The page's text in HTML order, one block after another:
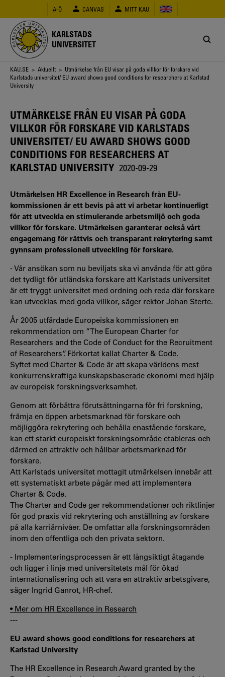
huvudinnehåll
A-Ö CANVAS MITT KAU
KARLSTADS
UNIVERSITET
Länkstig
KAU.SE > Aktuellt > Utmärkelse från EU visar på goda villkor för forskare vid
Karlstads universitet/ EU award shows good conditions for researchers at Karlstad
University
UTMÄRKELSE FRÅN EU VISAR PÅ GODA
VILLKOR FÖR FORSKARE VID KARLSTADS
UNIVERSITET/ EU AWARD SHOWS GOOD
CONDITIONS FOR RESEARCHERS AT
KARLSTAD UNIVERSITY 2020-09-29
Utmärkelsen HR Excellence in Research från EU-
kommissionen är ett bevis på att vi arbetar kontinuerligt
för att utveckla en stimulerande arbetsmiljö och goda
villkor för forskare. Utmärkelsen garanterar också vårt
engagemang för rättvis och transparant rekrytering samt
gynnsam professionell utveckling för forskare.
- Vår ansökan som nu beviljats ska vi använda för att göra
det tydligt för utländska forskare att Karlstads universitet
är ett tryggt universitet med ordning och reda där forskare
kan utvecklas med goda villkor, säger rektor Johan Sterte.
År 2005 utfärdade Europeiska kommissionen en
rekommendation om ”The European Charter for
Researchers and the Code of Conduct for the Recruitment
of Researchers”. Förkortat kallat Charter & Code.
Syftet med Charter & Code är att skapa världens mest
konkurrenskraftiga kunskapsbaserade ekonomi med hjälp
av europeisk forskningsverksamhet.
Genom att förbättra förutsättningarna för fri forskning,
främja en öppen arbetsmarknad för forskare och
möjliggöra rekrytering och behålla enastående forskare,
kan ett starkt europeiskt forskningsområde etableras och
därmed en attraktiv och hållbar arbetsmarknad för
forskare.
Att Karlstads universitet mottagit utmärkelsen innebär att
ett systematiskt arbete pågår med att implementera
Charter & Code.
The Charter and Code ger rekommendationer och riktlinjer
för god praxis vid rekrytering och anställning av forskare
på alla karriärnivåer. De omfattar alla forskningsområden
inom den offentliga och den privata sektorn.
- Implementeringsprocessen är ett långsiktigt åtagande
och ligger i linje med universitetets mål för ökad
internationalisering och att vara en attraktiv arbetsgivare,
säger Ingrid Ganrot, HR-chef.
• Mer om HR Excellence in Research
---
EU award shows good conditions for researchers at
Karlstad University
The HR Excellence in Research Award granted by the